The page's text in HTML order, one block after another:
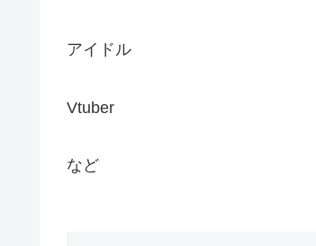
アイドル
Vtuber
など